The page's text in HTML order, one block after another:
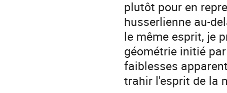
plutôt pour en
husserlienne au-
le même esprit, je
géométrie initié
faiblesses
trahir l'esprit de la